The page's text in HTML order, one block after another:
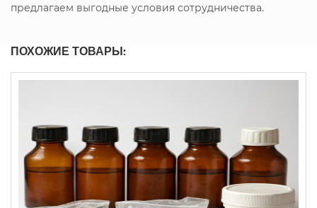
предлагаем выгодные условия сотрудничества.
ПОХОЖИЕ ТОВАРЫ: